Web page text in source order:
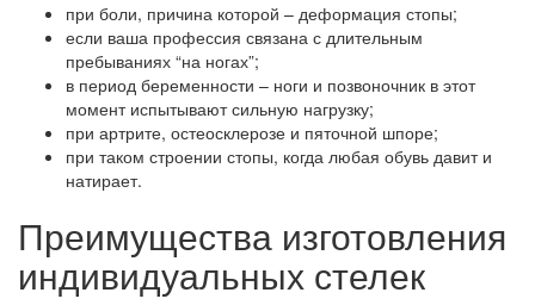
при боли, причина которой – деформация стопы;
если ваша профессия связана с длительным
пребываниях “на ногах”;
в период беременности – ноги и позвоночник в этот
момент испытывают сильную нагрузку;
при артрите, остеосклерозе и пяточной шпоре;
при таком строении стопы, когда любая обувь давит и
натирает.
Преимущества изготовления
индивидуальных стелек